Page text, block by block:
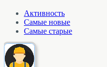
Активность
Самые новые
Самые старые